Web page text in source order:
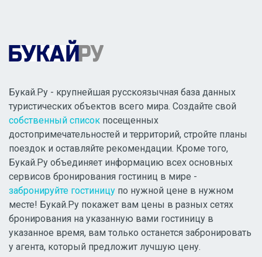
Букай.Ру - крупнейшая русскоязычная база данных
туристических объектов всего мира. Создайте свой
собственный список посещенных
достопримечательностей и территорий, стройте планы
поездок и оставляйте рекомендации. Кроме того,
Букай.Ру объединяет информацию всех основных
сервисов бронирования гостиниц в мире -
забронируйте гостиницу по нужной цене в нужном
месте! Букай.Ру покажет вам цены в разных сетях
бронирования на указанную вами гостиницу в
указанное время, вам только останется забронировать
у агента, который предложит лучшую цену.